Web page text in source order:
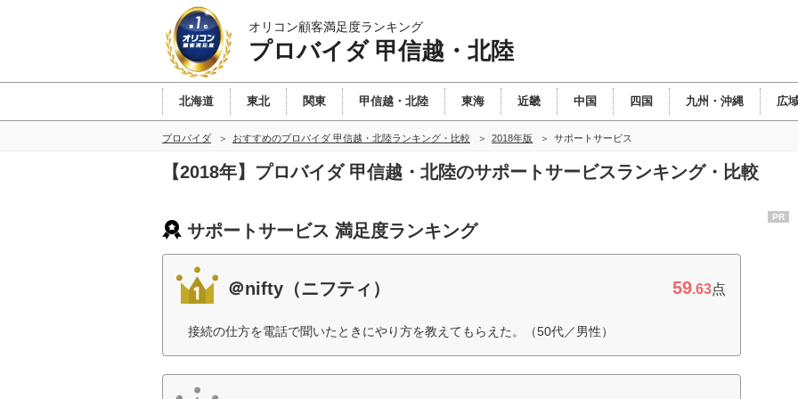
オリコン顧客満足度ランキング
プロバイダ 甲信越・北陸
北海道 東北 関東 甲信越・北陸 東海 近畿 中国 四国 九州・沖縄 広
プロバイダ おすすめのプロバイダ 甲信越・北陸ランキング・比較 2018年版 サポートサービス
【2018年】プロバイダ 甲信越・北陸のサポートサービスランキング・比較
サポートサービス 満足度ランキング
＠nifty（ニフティ） 59.63点
接続の仕方を電話で聞いたときにやり方を教えてもらえた。（50代／男性）
PR